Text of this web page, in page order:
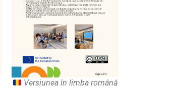
Versiunea în limba română